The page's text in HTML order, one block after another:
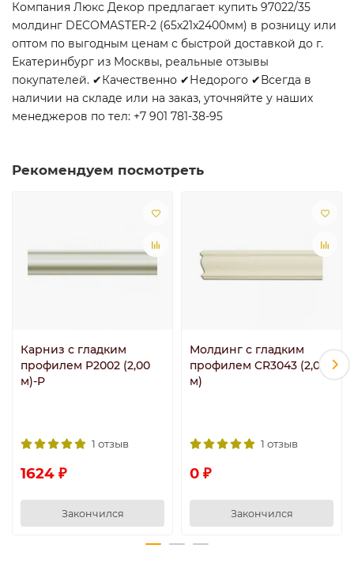
Компания Люкс Декор предлагает купить 97022/35
молдинг DECOMASTER-2 (65х21х2400мм) в розницу или
оптом по выгодным ценам с быстрой доставкой до г.
Екатеринбург из Москвы, реальные отзывы
покупателей. ✔Качественно ✔Недорого ✔Всегда в
наличии на складе или на заказ, уточняйте у наших
менеджеров по тел: +7 901 781-38-95
Рекомендуем посмотреть
Карниз с гладким
профилем P2002 (2,00
м)-P
1 отзыв
1624 ₽
Закончился
Молдинг с гладким
профилем CR3043 (2,00
м)
1 отзыв
0 ₽
Закончился